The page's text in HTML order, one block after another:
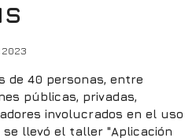
de 40 personas, entre
públicas, privadas,
involucrados en el uso
se llevó el taller "Aplicación